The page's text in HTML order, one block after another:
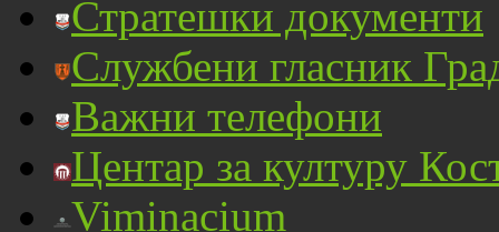
Стратешки документи
Службени гласник
Важни телефони
Центар за културу
Viminacium